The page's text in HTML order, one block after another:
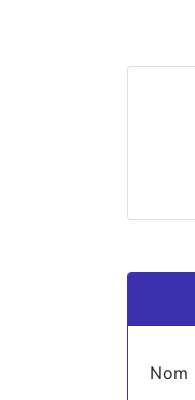
Nom